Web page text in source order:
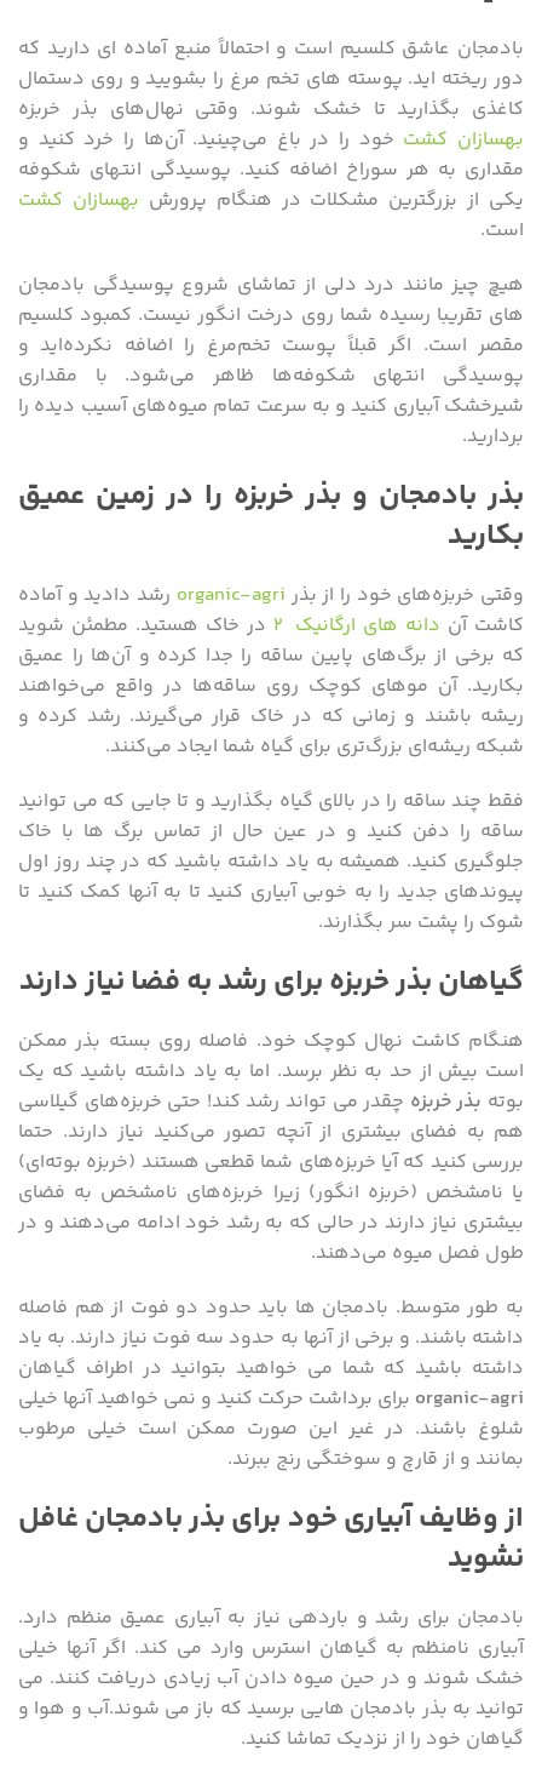
بادمجان عاشق کلسیم است و احتمالاً منبع آماده ای دارید که
دور ریخته اید. پوسته های تخم مرغ را بشویید و روی دستمال
کاغذی بگذارید تا خشک شوند. وقتی نهال‌های بذر خربزه
بهسازان کشت خود را در باغ می‌چینید. آن‌ها را خرد کنید و
مقداری به هر سوراخ اضافه کنید. پوسیدگی انتهای شکوفه
یکی از بزرگترین مشکلات در هنگام پرورش بهسازان کشت
است.
هیچ چیز مانند درد دلی از تماشای شروع پوسیدگی بادمجان
های تقریبا رسیده شما روی درخت انگور نیست. کمبود کلسیم
مقصر است. اگر قبلاً پوست تخم‌مرغ را اضافه نکرده‌اید و
پوسیدگی انتهای شکوفه‌ها ظاهر می‌شود. با مقداری
شیرخشک آبیاری کنید و به سرعت تمام میوه‌های آسیب دیده را
بردارید.
بذر بادمجان و بذر خربزه را در زمین عمیق
بکارید
وقتی خربزه‌های خود را از بذر organic-agri رشد دادید و آماده
کاشت آن دانه های ارگانیک ۲
در خاک هستید. مطمئن شوید
که برخی از برگ‌های پایین ساقه را جدا کرده و آن‌ها را عمیق
بکارید. آن موهای کوچک روی ساقه‌ها در واقع می‌خواهند
ریشه باشند و زمانی که در خاک قرار می‌گیرند. رشد کرده و
شبکه ریشه‌ای بزرگ‌تری برای گیاه شما ایجاد می‌کنند.
فقط چند ساقه را در بالای گیاه بگذارید و تا جایی که می توانید
ساقه را دفن کنید و در عین حال از تماس برگ ها با خاک
جلوگیری کنید. همیشه به یاد داشته باشید که در چند روز اول
پیوندهای جدید را به خوبی آبیاری کنید تا به آنها کمک کنید تا
شوک را پشت سر بگذارند.
گیاهان بذر خربزه برای رشد به فضا نیاز دارند
هنگام کاشت نهال کوچک خود. فاصله روی بسته بذر ممکن
است بیش از حد به نظر برسد. اما به یاد داشته باشید که یک
بوته بذر خربزه چقدر می تواند رشد کند! حتی خربزه‌های گیلاسی
هم به فضای بیشتری از آنچه تصور می‌کنید نیاز دارند. حتما
بررسی کنید که آیا خربزه‌های شما قطعی هستند (خربزه بوته‌ای)
یا نامشخص (خربزه انگور) زیرا خربزه‌های نامشخص به فضای
بیشتری نیاز دارند در حالی که به رشد خود ادامه می‌دهند و در
طول فصل میوه می‌دهند.
به طور متوسط. بادمجان ها باید حدود دو فوت از هم فاصله
داشته باشند. و برخی از آنها به حدود سه فوت نیاز دارند. به یاد
داشته باشید که شما می خواهید بتوانید در اطراف گیاهان
organic-agri برای برداشت حرکت کنید و نمی خواهید آنها خیلی
شلوغ باشند. در غیر این صورت ممکن است خیلی مرطوب
بمانند و از قارچ و سوختگی رنج ببرند.
از وظایف آبیاری خود برای بذر بادمجان غافل
نشوید
بادمجان برای رشد و باردهی نیاز به آبیاری عمیق منظم دارد.
آبیاری نامنظم به گیاهان استرس وارد می کند. اگر آنها خیلی
خشک شوند و در حین میوه دادن آب زیادی دریافت کنند. می
توانید به بذر بادمجان هایی برسید که باز می شوند.آب و هوا و
گیاهان خود را از نزدیک تماشا کنید.